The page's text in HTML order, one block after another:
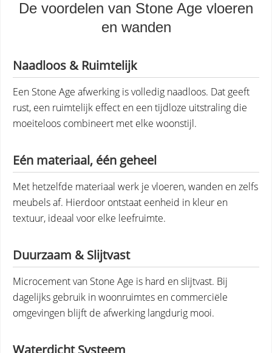
De voordelen van Stone Age vloeren
en wanden
Naadloos & Ruimtelijk
Een Stone Age afwerking is volledig naadloos. Dat geeft
rust, een ruimtelijk effect en een tijdloze uitstraling die
moeiteloos combineert met elke woonstijl.
Eén materiaal, één geheel
Met hetzelfde materiaal werk je vloeren, wanden en zelfs
meubels af. Hierdoor ontstaat eenheid in kleur en
textuur, ideaal voor elke leefruimte.
Duurzaam & Slijtvast
Microcement van Stone Age is hard en slijtvast. Bij
dagelijks gebruik in woonruimtes en commerciële
omgevingen blijft de afwerking langdurig mooi.
Waterdicht Systeem